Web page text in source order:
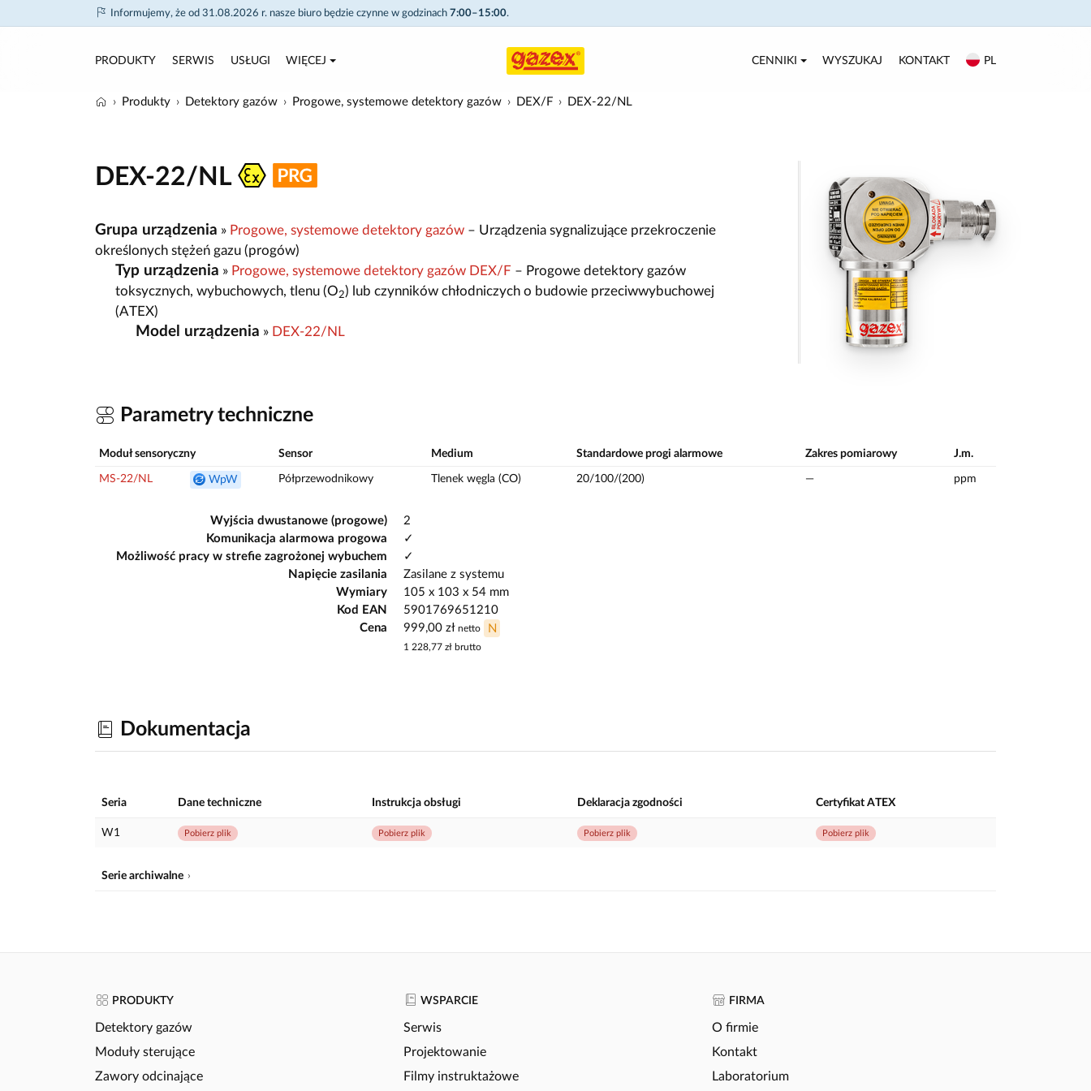
Informujemy, że od 31.08.2026 r. nasze biuro będzie czynne w godzinach 7:00–15:00.
PRODUKTY SERWIS USŁUGI WIĘCEJ CENNIKI WYSZUKAJ KONTAKT PL
Produkty Detektory gazów Progowe, systemowe detektory gazów DEX/F DEX-22/NL
DEX-22/NL
Grupa urządzenia » Progowe, systemowe detektory gazów – Urządzenia sygnalizujące przekroczenie
określonych stężeń gazu (progów)
Typ urządzenia » Progowe, systemowe detektory gazów DEX/F – Progowe detektory gazów
toksycznych, wybuchowych, tlenu (O2) lub czynników chłodniczych o budowie przeciwwybuchowej
(ATEX)
Model urządzenia » DEX-22/NL
Parametry techniczne
Moduł sensoryczny Sensor Medium Standardowe progi alarmowe Zakres pomiarowy J.m.
MS-22/NL WpW Półprzewodnikowy Tlenek węgla (CO) 20/100/(200) — ppm
Wyjścia dwustanowe (progowe)
2
Komunikacja alarmowa progowa
✓
Możliwość pracy w strefie zagrożonej wybuchem
✓
Napięcie zasilania
Zasilane z systemu
Wymiary
105 x 103 x 54 mm
Kod EAN
5901769651210
Cena
999,00 zł netto N
1 228,77 zł brutto
Dokumentacja
Seria Dane techniczne Instrukcja obsługi Deklaracja zgodności Certyfikat ATEX
W1 Pobierz plik Pobierz plik Pobierz plik Pobierz plik
Serie archiwalne
PRODUKTY
Detektory gazów
Moduły sterujące
Zawory odcinające
WSPARCIE
Serwis
Projektowanie
Filmy instruktażowe
FIRMA
O firmie
Kontakt
Laboratorium